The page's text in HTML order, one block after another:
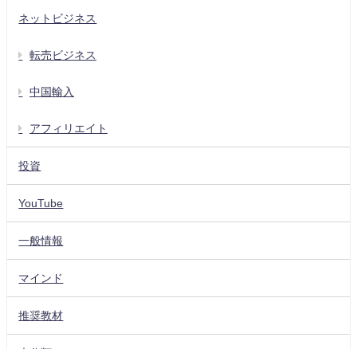
ネットビジネス
転売ビジネス
中国輸入
アフィリエイト
投資
YouTube
一般情報
マインド
推奨教材